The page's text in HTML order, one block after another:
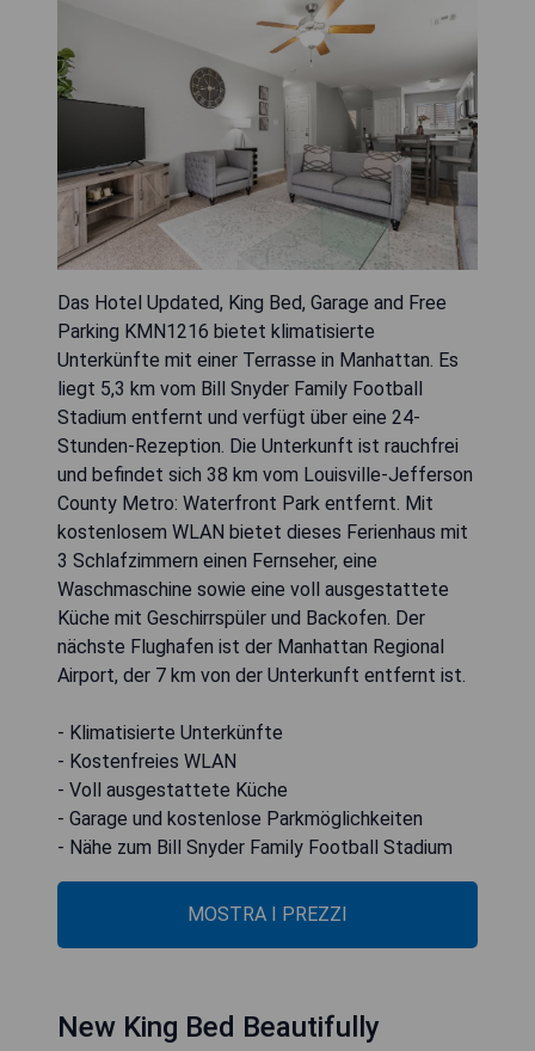
Das Hotel Updated, King Bed, Garage and Free
Parking KMN1216 bietet klimatisierte
Unterkünfte mit einer Terrasse in Manhattan. Es
liegt 5,3 km vom Bill Snyder Family Football
Stadium entfernt und verfügt über eine 24-
Stunden-Rezeption. Die Unterkunft ist rauchfrei
und befindet sich 38 km vom Louisville-Jefferson
County Metro: Waterfront Park entfernt. Mit
kostenlosem WLAN bietet dieses Ferienhaus mit
3 Schlafzimmern einen Fernseher, eine
Waschmaschine sowie eine voll ausgestattete
Küche mit Geschirrspüler und Backofen. Der
nächste Flughafen ist der Manhattan Regional
Airport, der 7 km von der Unterkunft entfernt ist.
- Klimatisierte Unterkünfte
- Kostenfreies WLAN
- Voll ausgestattete Küche
- Garage und kostenlose Parkmöglichkeiten
- Nähe zum Bill Snyder Family Football Stadium
MOSTRA I PREZZI
New King Bed Beautifully